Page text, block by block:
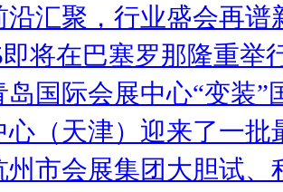
沿汇聚，行业盛会再谱
将在巴塞罗那隆重举
国际会展中心“变装”
心（天津）迎来了一批
州市会展集团大胆试、